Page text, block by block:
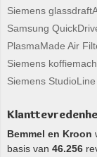
Siemens
Samsung
PlasmaMade Air
Siemens
Siemens StudioLine
Bemmel en Kroon
basis van 46.256